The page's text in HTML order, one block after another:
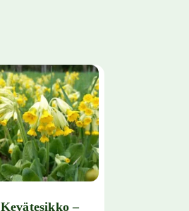
Kevätesikko –